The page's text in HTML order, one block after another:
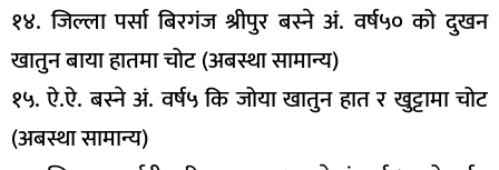
१४. जिल्ला पर्सा बिरगंज श्रीपुर बस्ने अं. वर्ष५० को दुखन
खातुन बाया हातमा चोट (अबस्था सामान्य)
१५. ऐ.ऐ. बस्ने अं. वर्ष५ कि जोया खातुन हात र खुट्टामा चोट
(अबस्था सामान्य)